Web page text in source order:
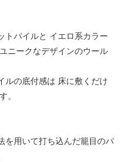
トパイルと イエロ系カラー
ニークなデザインのウール
ルの底付感は 床に敷くだけ
。
を用いて打ち込んだ籠目のパ